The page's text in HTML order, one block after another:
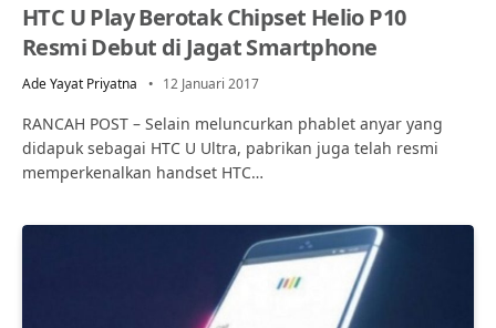
HTC U Play Berotak Chipset Helio P10
Resmi Debut di Jagat Smartphone
Ade Yayat Priyatna 12 Januari 2017
RANCAH POST – Selain meluncurkan phablet anyar yang
didapuk sebagai HTC U Ultra, pabrikan juga telah resmi
memperkenalkan handset HTC…